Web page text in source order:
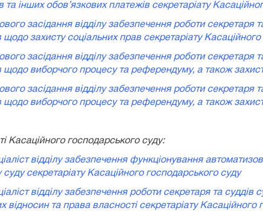
та інших обов’язкових платежів секретаріату
засідання відділу забезпечення роботи секретаря
захисту соціальних прав секретаріату Касаційного
засідання відділу забезпечення роботи секретаря
щодо виборчого процесу та референдуму, а також
засідання відділу забезпечення роботи секретаря
щодо виборчого процесу та референдуму, а також
Касаційного господарського суду:
відділу забезпечення функціонування
суду секретаріату Касаційного господарського суду
відділу забезпечення роботи секретаря та
відносин та права власності секретаріату Касаційного